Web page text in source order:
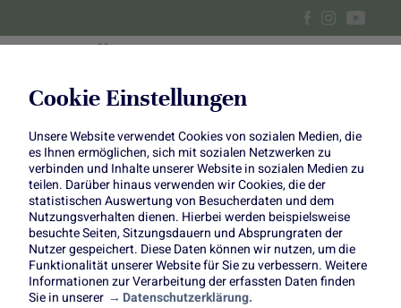
Cookie Einstellungen
Unsere Website verwendet Cookies von sozialen Medien, die
es Ihnen ermöglichen, sich mit sozialen Netzwerken zu
verbinden und Inhalte unserer Website in sozialen Medien zu
teilen. Darüber hinaus verwenden wir Cookies, die der
statistischen Auswertung von Besucherdaten und dem
Nutzungsverhalten dienen. Hierbei werden beispielsweise
besuchte Seiten, Sitzungsdauern und Absprungraten der
Nutzer gespeichert. Diese Daten können wir nutzen, um die
Funktionalität unserer Website für Sie zu verbessern. Weitere
Informationen zur Verarbeitung der erfassten Daten finden
Sie in unserer
Datenschutzerklärung.
So wird dein Geburtstags-
Brunch zum Festessen